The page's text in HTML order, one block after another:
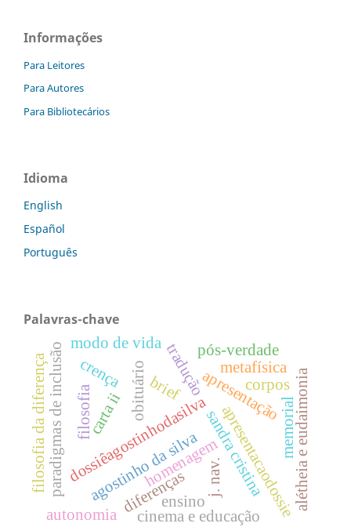
Informações
Para Leitores
Para Autores
Para Bibliotecários
Idioma
English
Español
Português
Palavras-chave
apresentação
dossiêagostinhodasilvaapresentacaodossie
tradução
brief
j. nav.
agostinho da silva
carta ii sandra cristina
obituário
homenagem
memorial
diferenças
corpos
paradigmas de inclusão alétheia e eudaimonia
filosofia
metafísica
modo de vida pós-verdade
crença
cinema e educação
filosofia da diferença
autonomia
ensino